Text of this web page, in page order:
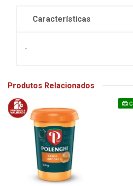
Características
-
Produtos Relacionados